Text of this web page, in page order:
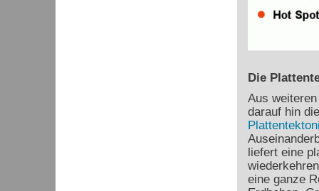
Die
Aus
darauf hin
liefert eine
eine ganze